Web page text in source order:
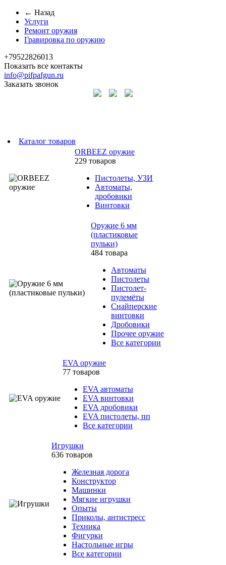
← Назад
Услуги
Ремонт оружия
Гравировка по оружию
+79522826013
Показать все контакты
info@pifpafgun.ru
Заказать звонок
Каталог товаров
ORBEEZ оружие
229 товаров
Пистолеты, УЗИ
Автоматы,
дробовики
Винтовки
Оружие 6 мм
(пластиковые
пульки)
484 товара
Автоматы
Пистолеты
Пистолет-
пулемёты
Снайперские
винтовки
Дробовики
Прочее оружие
Все категории
EVA оружие
77 товаров
EVA автоматы
EVA винтовки
EVA дробовики
EVA пистолеты, пп
Все категории
Игрушки
636 товаров
Железная дорога
Конструктор
Машинки
Мягкие игрушки
Опыты
Приколы, антистресс
Техника
Фигурки
Настольные игры
Все категории